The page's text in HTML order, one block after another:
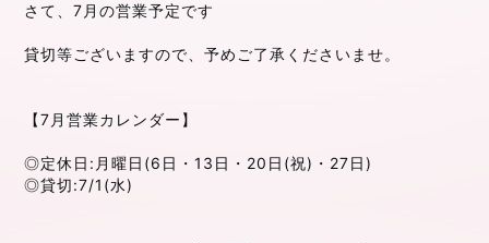
さて、7月の営業予定です
貸切等ございますので、予めご了承くださいませ。
【7月営業カレンダー】
◎定休日:月曜日(6日・13日・20日(祝)・27日)
◎貸切:7/1(水)